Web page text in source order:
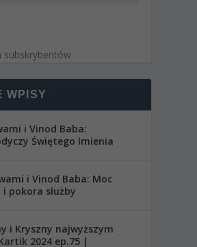
subskrybentów
WPISY
i Vinod Baba:
Świętego Imienia
i Vinod Baba: Moc
pokora służby
i Kryszny najwyższym
2024 ep.75 |